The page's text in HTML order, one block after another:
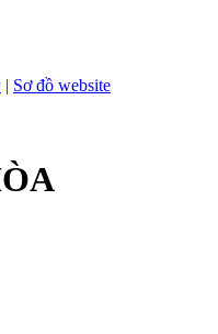
| Sơ đồ website